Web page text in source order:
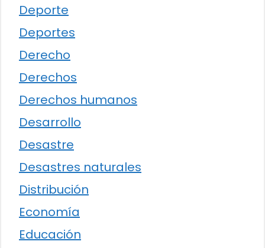
Deporte
Deportes
Derecho
Derechos
Derechos humanos
Desarrollo
Desastre
Desastres naturales
Distribución
Economía
Educación